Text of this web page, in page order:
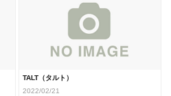
TALT（タルト）
2022/02/21